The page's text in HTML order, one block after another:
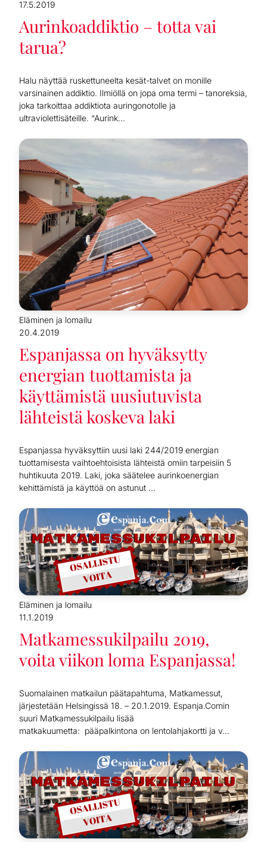
17.5.2019
Aurinkoaddiktio – totta vai
tarua?
Halu näyttää ruskettuneelta kesät-talvet on monille
varsinainen addiktio. Ilmiöllä on jopa oma termi – tanoreksia,
joka tarkoittaa addiktiota auringonotolle ja
ultraviolettisäteille. “Aurink...
Eläminen ja lomailu
20.4.2019
Espanjassa on hyväksytty
energian tuottamista ja
käyttämistä uusiutuvista
lähteistä koskeva laki
Espanjassa hyväksyttiin uusi laki 244/2019 energian
tuottamisesta vaihtoehtoisista lähteistä omiin tarpeisiin 5
huhtikuuta 2019. Laki, joka säätelee aurinkoenergian
kehittämistä ja käyttöä on astunut ...
Eläminen ja lomailu
11.1.2019
Matkamessukilpailu 2019,
voita viikon loma Espanjassa!
Suomalainen matkailun päätapahtuma, Matkamessut,
järjestetään Helsingissä 18. – 20.1.2019. Espanja.Comin
suuri Matkamessukilpailu lisää
matkakuumetta: pääpalkintona on lentolahjakortti ja v...